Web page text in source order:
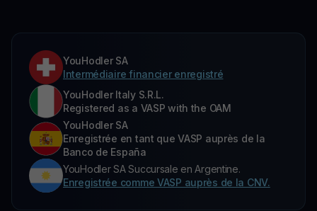
YouHodler SA
Intermédiaire financier enregistré
YouHodler Italy S.R.L.
Registered as a VASP with the OAM
YouHodler SA
Enregistrée en tant que VASP auprès de la
Banco de España
YouHodler SA Succursale en Argentine.
Enregistrée comme VASP auprès de la CNV.